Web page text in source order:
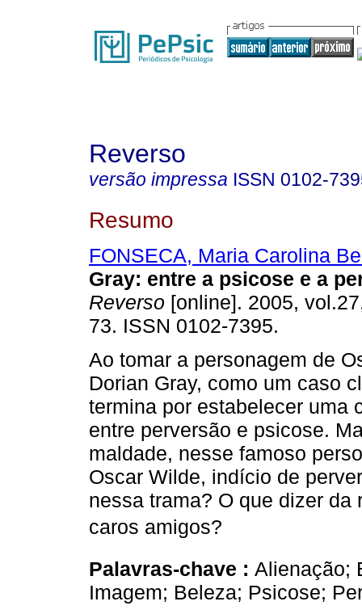
Reverso
versão impressa ISSN 0102-
Resumo
FONSECA, Maria Carolina
Gray: entre a psicose e a
Reverso [online]. 2005,
73. ISSN 0102-7395.
Ao tomar a personagem de
Dorian Gray, como um caso
termina por estabelecer uma
entre perversão e psicose.
maldade, nesse famoso
Oscar Wilde, indício de
nessa trama? O que dizer
caros amigos?
Palavras-chave : Alienação;
Imagem; Beleza; Psicose;